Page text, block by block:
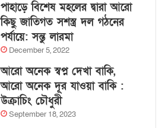
পাহাড়ে বিশেষ মহলের দ্বারা আরো
কিছু জাতিগত সশস্ত্র দল গঠনের
পর্যায়ে: সন্তু লারমা
December 5, 2022
আরো অনেক স্বপ্ন দেখা বাকি,
আরো অনেক দূর যাওয়া বাকি :
উক্রাচিং চৌধুরী
September 18, 2023